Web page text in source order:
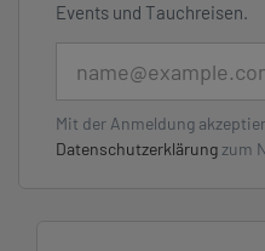
Events und Tauchreisen.
Mit der Anmeldung
Datenschutzerklärung zum